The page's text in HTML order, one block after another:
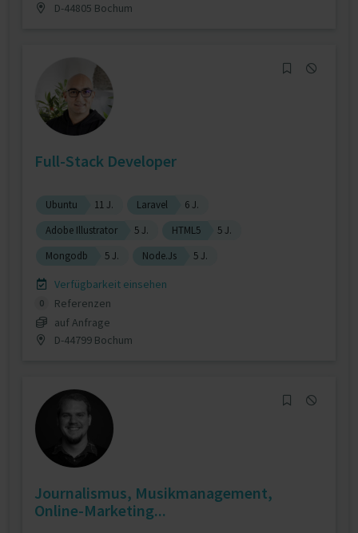
D-44805 Bochum
Full-Stack Developer
Ubuntu 11 J. Laravel
6 J.
Adobe Illustrator
5 J. HTML5
5 J.
Mongodb
5 J. Node.Js 5 J.
Verfügbarkeit einsehen
0
Referenzen
auf Anfrage
D-44799 Bochum
Journalismus, Musikmanagement,
Online-Marketing...